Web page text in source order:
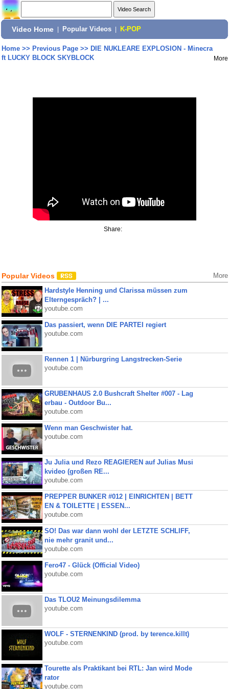
Video Home Popular Videos K-POP
Home>> Previous Page>> DIE NUKLEARE EXPLOSION - Minecra
ft LUCKY BLOCK SKYBLOCK
More
Share:
Popular Videos More
Hardstyle Henning und Clarissa müssen zum
Elterngespräch? | ...
youtube.com
Das passiert, wenn DIE PARTEI regiert
youtube.com
Rennen 1 | Nürburgring Langstrecken-Serie
youtube.com
GRUBENHAUS 2.0 Bushcraft Shelter #007 - Lag
erbau - Outdoor Bu...
youtube.com
Wenn man Geschwister hat.
youtube.com
Ju Julia und Rezo REAGIEREN auf Julias Musi
kvideo (großen RE...
youtube.com
PREPPER BUNKER #012 | EINRICHTEN | BETT
EN & TOILETTE | ESSEN...
youtube.com
SO! Das war dann wohl der LETZTE SCHLIFF,
nie mehr granit und...
youtube.com
Fero47 - Glück (Official Video)
youtube.com
Das TLOU2 Meinungsdilemma
youtube.com
WOLF - STERNENKIND (prod. by terence.killt)
youtube.com
Tourette als Praktikant bei RTL: Jan wird Mode
rator
youtube.com